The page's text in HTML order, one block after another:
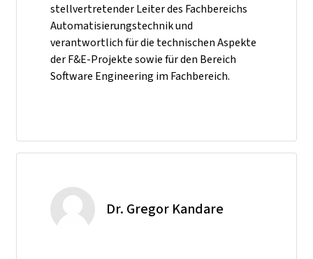
stellvertretender Leiter des Fachbereichs
Automatisierungstechnik und
verantwortlich für die technischen Aspekte
der F&E-Projekte sowie für den Bereich
Software Engineering im Fachbereich.
Dr. Gregor Kandare